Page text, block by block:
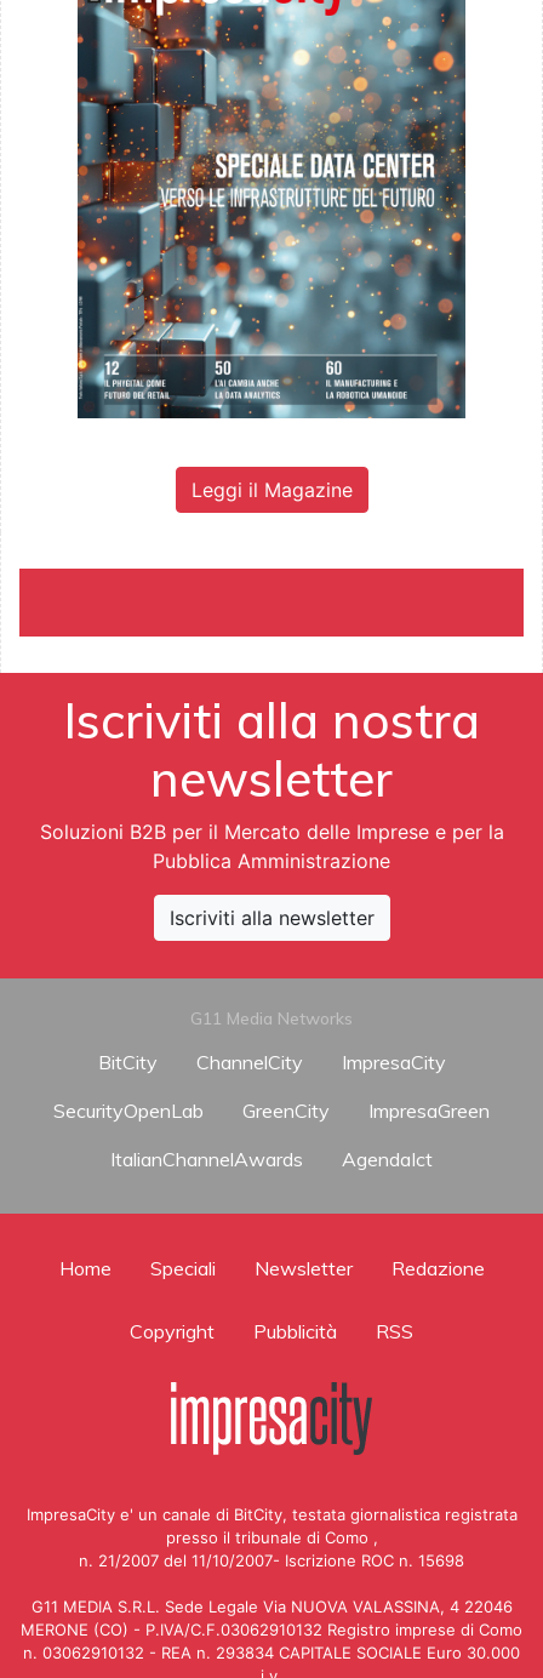
Leggi il Magazine
Iscriviti alla nostra
newsletter
Soluzioni B2B per il Mercato delle Imprese e per la
Pubblica Amministrazione
Iscriviti alla newsletter
G11 Media Networks
BitCity ChannelCity
ImpresaCity
SecurityOpenLab
GreenCity
ImpresaGreen
ItalianChannelAwards
AgendaIct
Home Speciali Newsletter Redazione
Copyright Pubblicità RSS
ImpresaCity e' un canale di BitCity, testata giornalistica registrata
presso il tribunale di Como ,
n. 21/2007 del 11/10/2007- Iscrizione ROC n. 15698
G11 MEDIA S.R.L. Sede Legale Via NUOVA VALASSINA, 4 22046
MERONE (CO) - P.IVA/C.F.03062910132 Registro imprese di Como
n. 03062910132 - REA n. 293834 CAPITALE SOCIALE Euro 30.000